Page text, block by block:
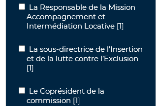
La Responsable de la Mission
La Responsable de la Mission
Accompagnement et
Intermédiation Locative [1]
La sous-directrice de l’Insertion et de
La sous-directrice de l’Insertion
et de la lutte contre l’Exclusion
[1]
Le Coprésident de la commission
Le Coprésident de la
commission [1]